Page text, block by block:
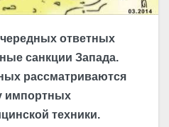
ответных
санкции Запада.
рассматриваются
импортных
техники.